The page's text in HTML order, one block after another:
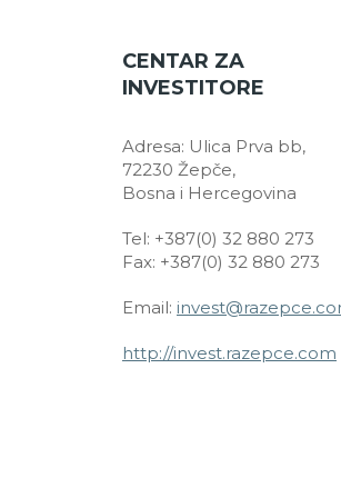
CENTAR ZA
INVESTITORE
Adresa: Ulica Prva bb,
72230 Žepče,
Bosna i Hercegovina
Tel: +387(0) 32 880 273
Fax: +387(0) 32 880 273
Email:
http://invest.razepce.com